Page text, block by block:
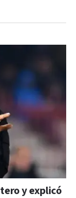
y explicó